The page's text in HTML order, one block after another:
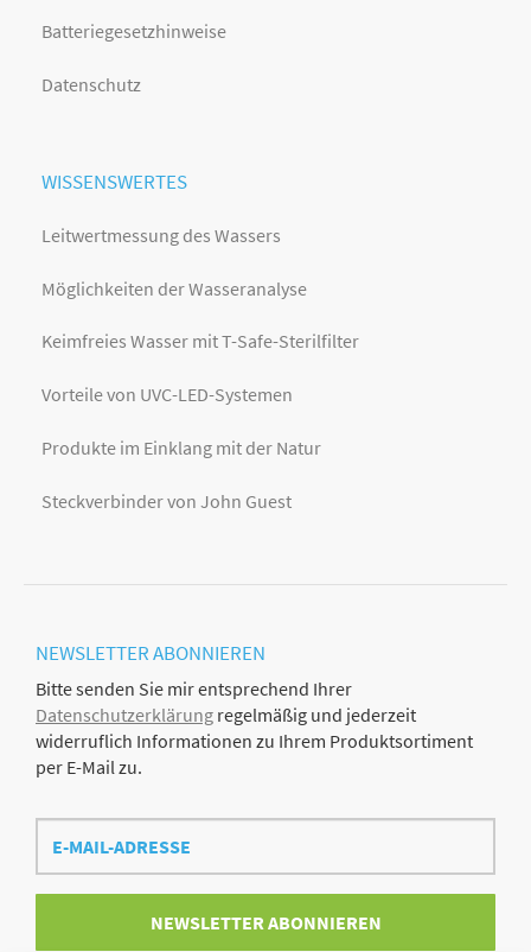
Batteriegesetzhinweise
Datenschutz
WISSENSWERTES
Leitwertmessung des Wassers
Möglichkeiten der Wasseranalyse
Keimfreies Wasser mit T-Safe-Sterilfilter
Vorteile von UVC-LED-Systemen
Produkte im Einklang mit der Natur
Steckverbinder von John Guest
NEWSLETTERABONNIEREN
Bitte senden Sie mir entsprechend Ihrer
Datenschutzerklärung regelmäßig und jederzeit
widerruflich Informationen zu Ihrem Produktsortiment
per E-Mail zu.
E-
Mail-
Adresse
NEWSLETTERABONNIEREN